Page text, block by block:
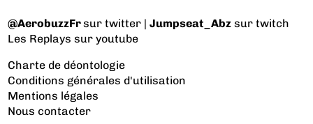
@AerobuzzFrsur twitter |Jumpseat_Abz sur twitch
Les Replays sur youtube
Charte de déontologie
Conditions générales d'utilisation
Mentions légales
Nous contacter